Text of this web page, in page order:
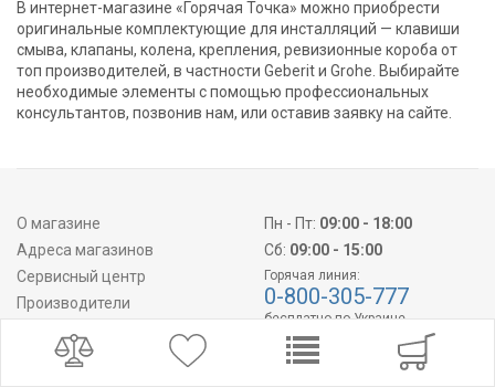
В интернет-магазине «Горячая Точка» можно приобрести
оригинальные комплектующие для инсталляций — клавиши
смыва, клапаны, колена, крепления, ревизионные короба от
топ производителей, в частности Geberit и Grohe. Выбирайте
необходимые элементы с помощью профессиональных
консультантов, позвонив нам, или оставив заявку на сайте.
О магазине
Адреса магазинов
Сервисный центр
Производители
Партнерам
Документация
Пн - Пт: 09:00 - 18:00
Сб: 09:00 - 15:00
Горячая линия:
0-800-305-777
бесплатно по Украине
info@hot-point.com.ua